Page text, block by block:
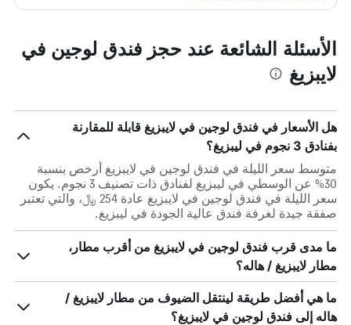
الأسئلة الشائعة عند حجز فندق لوجين في
لايبزيغ
هل الأسعار في فندق لوجين في لايبزيغ قابلة للمقارنة
بفنادق 3 نجوم في ليبزيغ؟
متوسط سعر الليلة في فندق لوجين في لايبزيغ أرخص بنسبة
30% عن الوسطي في ليبزيغ لفنادق ذات تصنيف 3 نجوم. يكون
سعر الليلة في فندق لوجين في لايبزيغ عادة 254 ﷼، والتي تعتبر
صفقة جيدة لغرفة فندق عالية الجودة في ليبزيغ.
ما مدى قرب فندق لوجين في لايبزيغ من أقرب مطار،
مطار لايبزيغ / هاله؟
ما هي أفضل طريقة لينتقل الضيوف من مطار لايبزيغ /
هاله إلى فندق لوجين في لايبزيغ؟